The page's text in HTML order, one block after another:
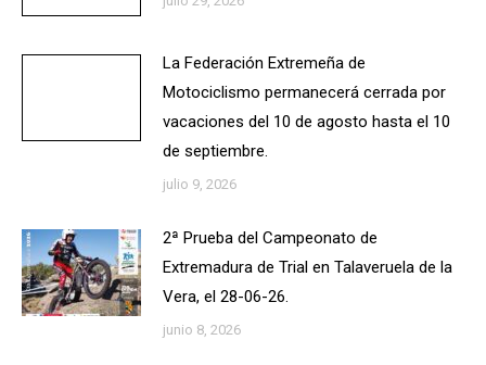
La Federación Extremeña de
Motociclismo permanecerá cerrada por
vacaciones del 10 de agosto hasta el 10
de septiembre.
julio 9, 2026
2ª Prueba del Campeonato de
Extremadura de Trial en Talaveruela de la
Vera, el 28-06-26.
junio 8, 2026